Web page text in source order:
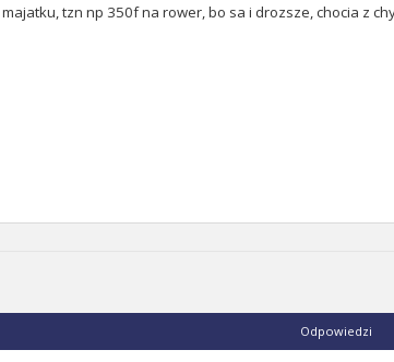
tzn np 350f na rower, bo sa i drozsze, chocia z
Odpowiedzi